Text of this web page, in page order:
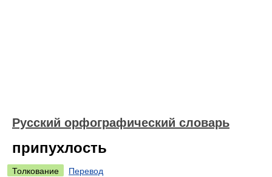
Русский орфографический словарь
припухлость
Толкование
Перевод